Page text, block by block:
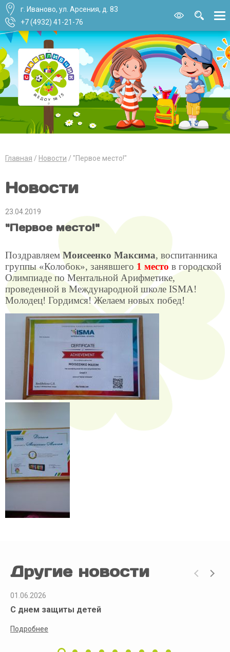
Версия для
г. Иваново, ул. Арсения, д. 83
+7 (4932) 41-21-76
Главная Новости "Первое место!"
Новости
23.04.2019
"Первое место!"
ПоздравляемМоисеенко Максима, воспитанника
группы «Колобок», занявшего 1 место в городской
Олимпиаде по Ментальной Арифметике,
проведенной в Международной школе ISMA!
Молодец! Гордимся! Желаем новых побед!
Другие новости
01.06.2026
С днем защиты детей
Подробнее